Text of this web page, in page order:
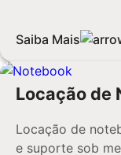
Saiba Mais
Locação de
Locação de
e suporte sob